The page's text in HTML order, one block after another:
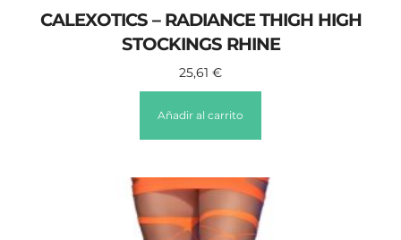
CALEXOTICS – RADIANCE THIGH HIGH
STOCKINGS RHINE
25,61 €
Añadir al carrito